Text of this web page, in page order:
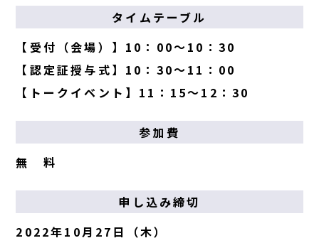
タイムテーブル
【受付（会場）】10：00～10：30
【認定証授与式】10：30～11：00
【トークイベント】11：15～12：30
参加費
無 料
申し込み締切
2022年10月27日（木）